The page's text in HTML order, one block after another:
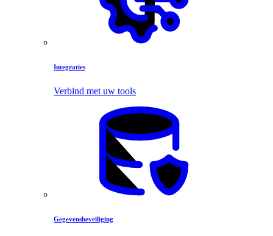
Integraties
Verbind met uw tools
Gegevensbeveiliging